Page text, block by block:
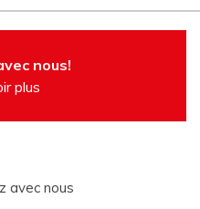
nous!
plus
avec nous